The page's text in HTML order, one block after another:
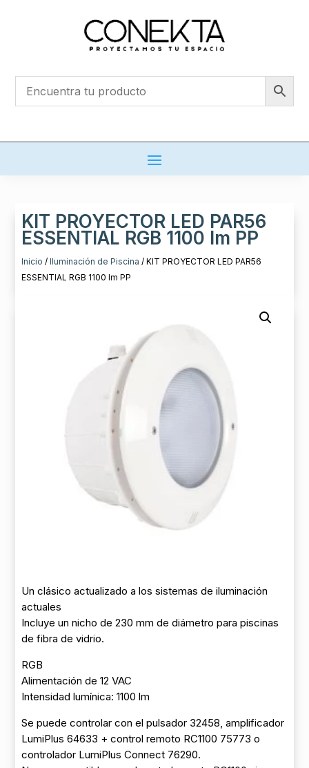
KIT PROYECTOR LED PAR56
ESSENTIAL RGB 1100 lm PP
Inicio /Iluminación de Piscina / KIT PROYECTOR LED PAR56
ESSENTIAL RGB 1100 lm PP
Un clásico actualizado a los sistemas de iluminación
actuales
Incluye un nicho de 230 mm de diámetro para piscinas
de fibra de vidrio.
RGB
Alimentación de 12 VAC
Intensidad lumínica: 1100 lm
Se puede controlar con el pulsador 32458, amplificador
LumiPlus 64633 + control remoto RC1100 75773 o
controlador LumiPlus Connect 76290.